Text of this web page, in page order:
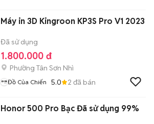
Máy in 3D Kingroon KP3S Pro V1 2023
Đã sử dụng
1.800.000 đ
Phường Tân Sơn Nhì
Đồ Của Chiến 5.0 2 đã bán
Honor 500 Pro Bạc Đã sử dụng 99%